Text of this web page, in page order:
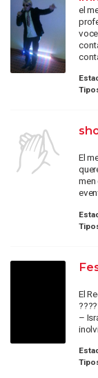
el
El
men
El
–